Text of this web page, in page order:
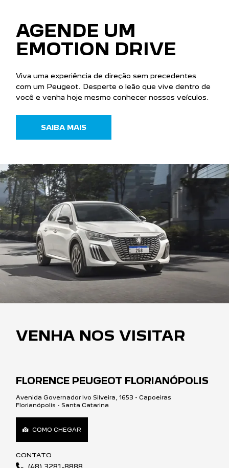
AGENDE UM
EMOTION DRIVE
Viva uma experiência de direção sem precedentes
com um Peugeot. Desperte o leão que vive dentro de
você e venha hoje mesmo conhecer nossos veículos.
SAIBA MAIS
VENHA NOS VISITAR
FLORENCE PEUGEOT FLORIANÓPOLIS
Avenida Governador Ivo Silveira, 1653 - Capoeiras
Florianópolis - Santa Catarina
COMO CHEGAR
CONTATO